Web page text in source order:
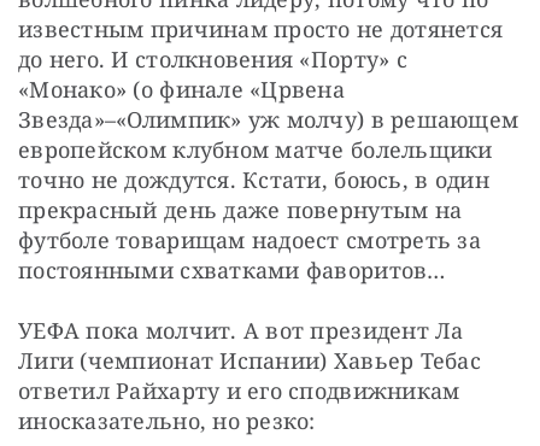
известным причинам просто не дотянется
до него. И столкновения «Порту» с
«Монако» (о финале «Црвена
Звезда»–«Олимпик» уж молчу) в решающем
европейском клубном матче болельщики
точно не дождутся. Кстати, боюсь, в один
прекрасный день даже повернутым на
футболе товарищам надоест смотреть за
постоянными схватками фаворитов…
УЕФА пока молчит. А вот президент Ла
Лиги (чемпионат Испании) Хавьер Тебас
ответил Райхарту и его сподвижникам
иносказательно, но резко: